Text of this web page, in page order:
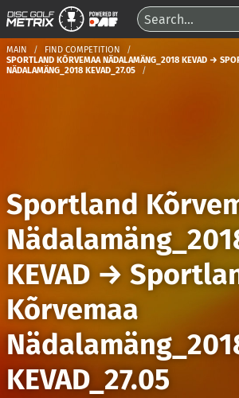
MAIN
FIND COMPETITION
SPORTLAND KÕRVEMAA NÄDALAMÄNG_2018 KEVAD →
NÄDALAMÄNG_2018 KEVAD_27.05
Sportland
KEVAD→
Kõrvemaa
KEVAD_27.05